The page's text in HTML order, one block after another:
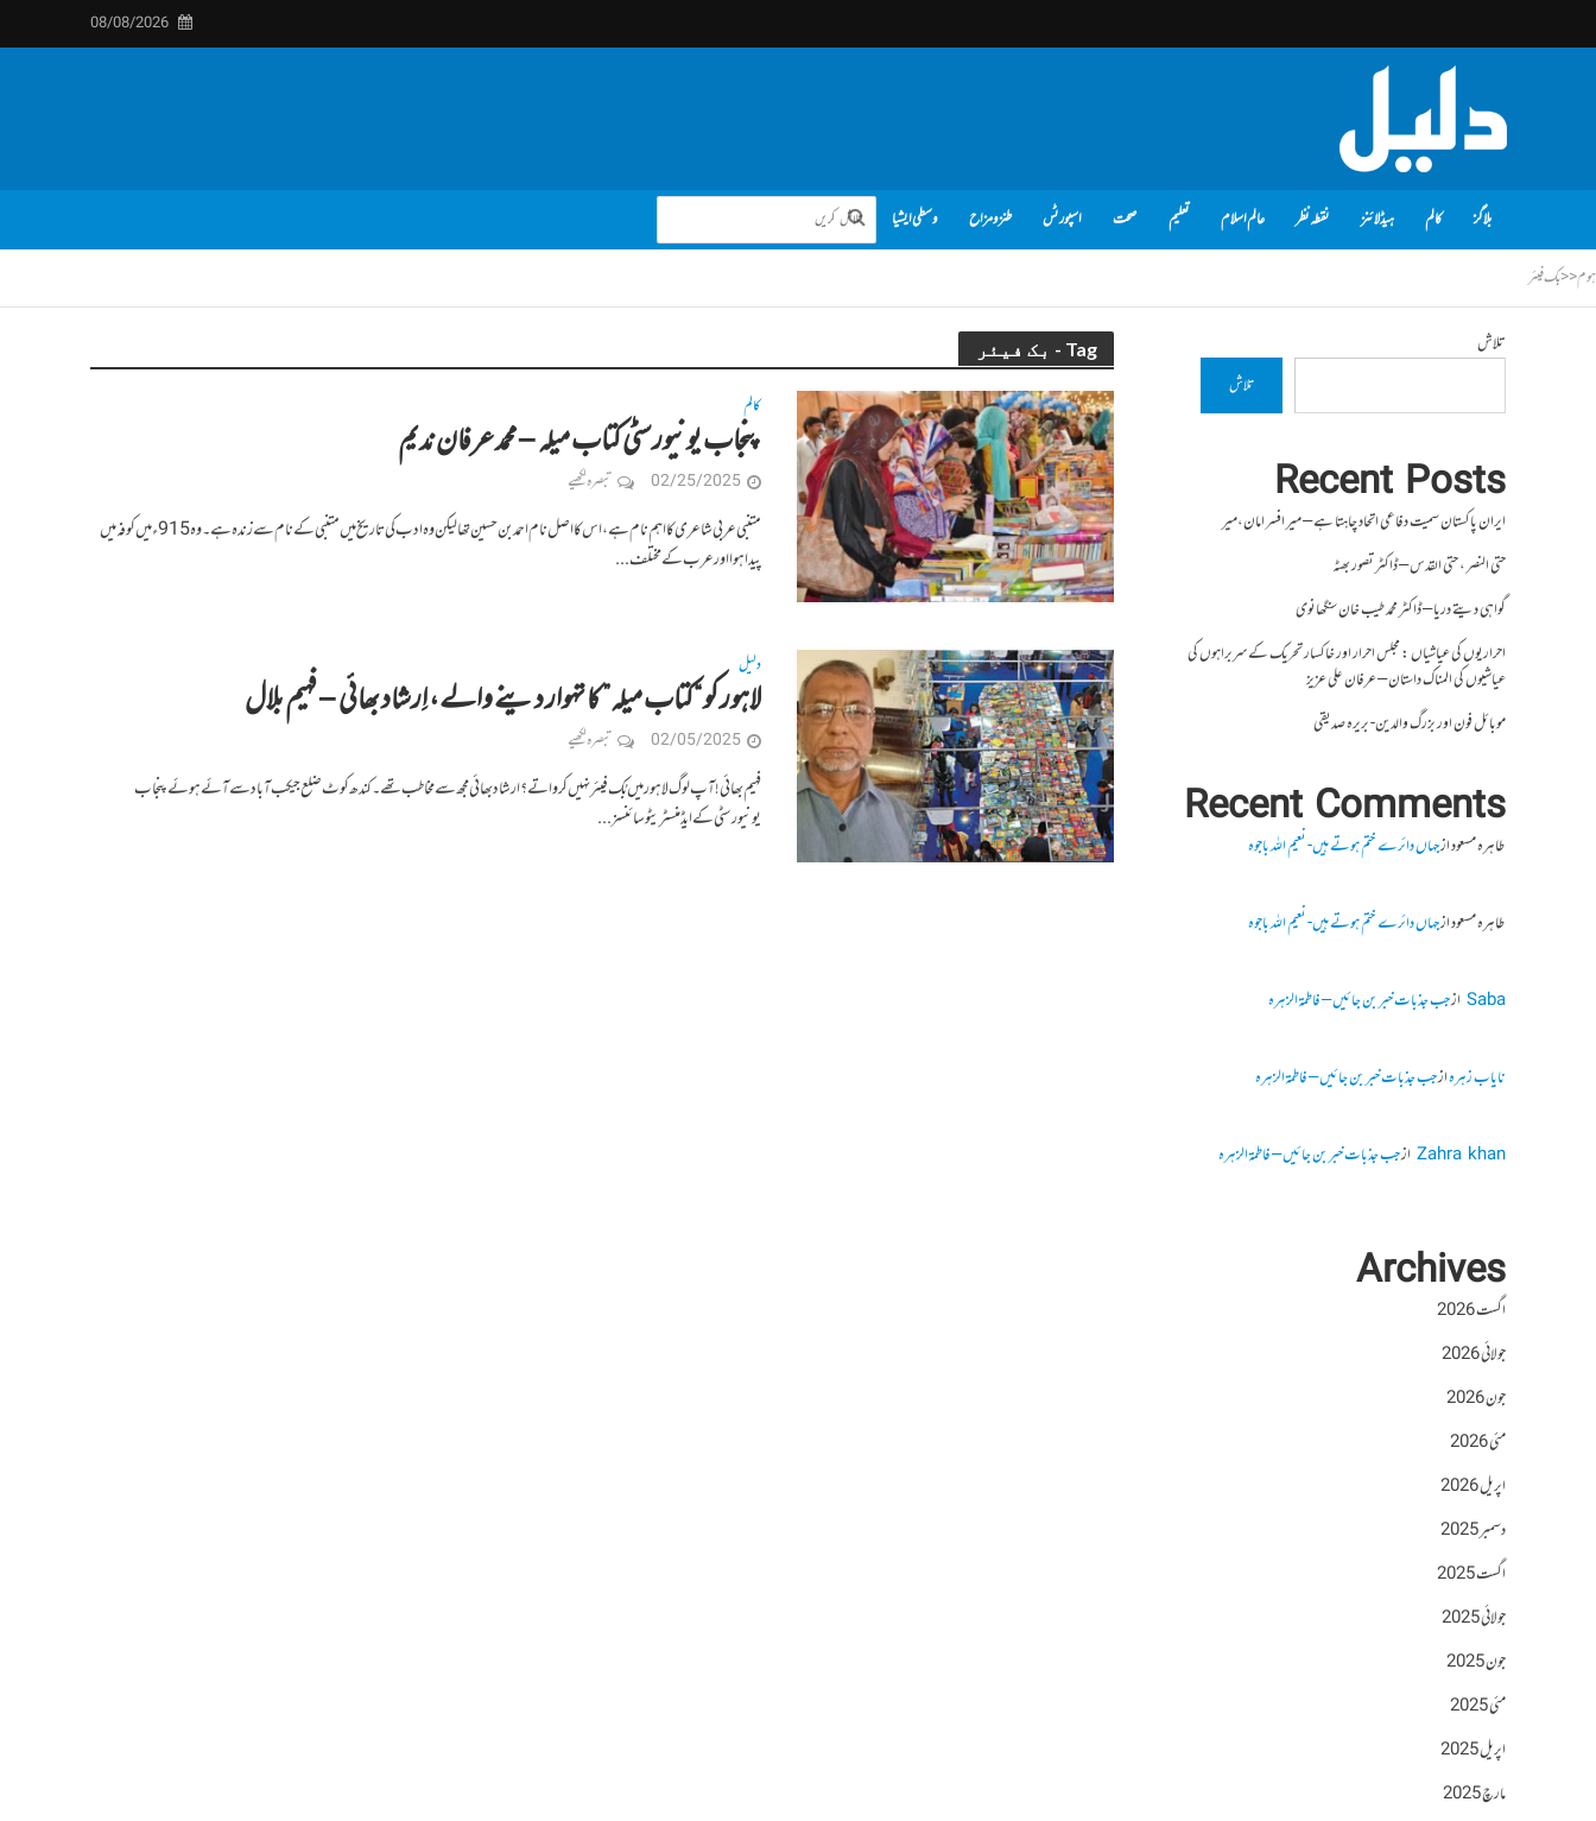
08/08/2026
بلاگز کالم ہیڈلائنز نقطہ نظر عالم اسلام تعلیم صحت اسپورٹس طنز و مزاح وسطی ایشیا
ہوم<<بک فیئر
Tag - بک فیئر
کالم
پنجاب یونیورسٹی کتاب میلہ – محمد عرفان ندیم
02/25/2025 تبصرہ لکھیے
متنبی عربی شاعری کا اہم نام ہے ، اس کا اصل نام احمد بن حسین تھالیکن وہ ادب کی تاریخ میں متنبی کے نام سے زندہ ہے۔ وہ 915ء میں کوفہ میں
پیدا ہوااورعرب کے مختلف...
دلیل
لاہور کو “کتاب میلہ” کا تہوار دینے والے، اِرشاد بھائی – فہیم بلال
02/05/2025 تبصرہ لکھیے
فہیم بھائی! آپ لوگ لاہور میں بُک فیئر نہیں کرواتے؟ ارشاد بھائی مجھ سے مخاطب تھے۔ کندھ کوٹ ضلع جیکب آباد سے آئے ہوئے پنجاب
یونیورسٹی کے ایڈمنسٹریٹو سائنسز...
تلاش
تلاش
Recent Posts
ایران پاکستان سمیت دفاعی اتحاد چاہتا ہے – میر افسر امان،میر
حتی النصر ، حتی القدس – ڈاکٹر تصور بھٹہ
گواہی دیتے دریا – ڈاکٹر محمد طیب خان سنگھانوی
احراریوں کی عیاشیاں : مجلس احرار اور خاکسار تحریک کے سربراہوں کی
عیاشیوں کی المناک داستان – عرفان علی عزیز
موبائل فون اور بزرگ والدین- بریرہ صدیقی
Recent Comments
طاہرہ مسعودازجہاں دائرے ختم ہوتے ہیں- نعیم اللہ باجوہ
طاہرہ مسعودازجہاں دائرے ختم ہوتے ہیں- نعیم اللہ باجوہ
Sabaازجب جذبات خبر بن جائیں – فاطمۃالزہرہ
نایاب زہرہازجب جذبات خبر بن جائیں – فاطمۃالزہرہ
Zahra khanازجب جذبات خبر بن جائیں – فاطمۃالزہرہ
Archives
اگست 2026
جولائی 2026
جون 2026
مئی 2026
اپریل 2026
دسمبر 2025
اگست 2025
جولائی 2025
جون 2025
مئی 2025
اپریل 2025
مارچ 2025